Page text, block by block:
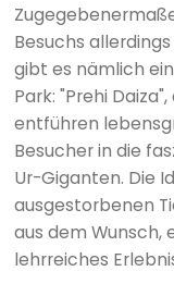
Besuchs
gibt es nämlich
Park: "Prehi
entführen
Besucher in die
Ur-Giganten. Die
ausgestorbenen
aus dem Wunsch,
lehrreiches